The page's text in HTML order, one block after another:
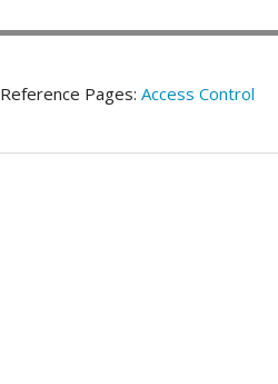
Reference Pages:Access Control